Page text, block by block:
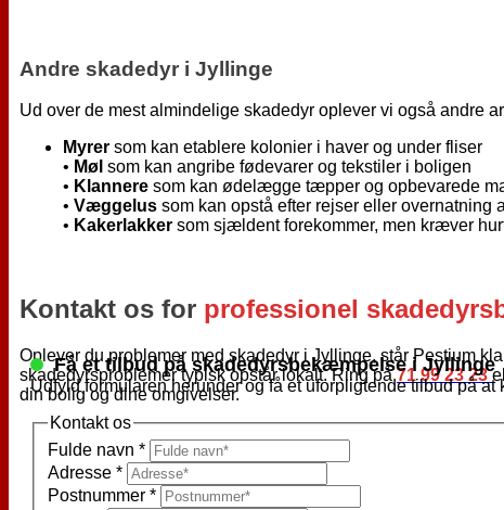
Andre skadedyr i Jyllinge
Ud over de mest almindelige skadedyr oplever vi også andre
Myrer som kan etablere kolonier i haver og under fliser
• Møl som kan angribe fødevarer og tekstiler i boligen
• Klannere som kan ødelægge tæpper og opbevarede
• Væggelus som kan opstå efter rejser eller overnatning
• Kakerlakker som sjældent forekommer, men kræver
Kontakt os for professionel
Oplever du problemer med skadedyr i Jyllinge, står Pestium
skadedyrsproblemer typisk opstår lokalt. Ring på71 99 23 23
din bolig og dine omgivelser.
Få et tilbud på skadedyrsbekæmpelse i Jyllinge
Udfyld formularen herunder og få et uforpligtende tilbud på
Kontakt os
Fulde navn *
Adresse *
Postnummer *